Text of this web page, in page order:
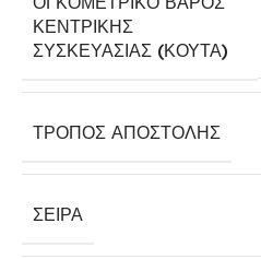
ΚΕΝΤΡΙΚΉΣ
ΣΥΣΚΕΥΑΣΊΑΣ (ΚΟΎΤΑ)
ΤΡΌΠΟΣ ΑΠΟΣΤΟΛΉΣ
ΣΕΙΡΆ